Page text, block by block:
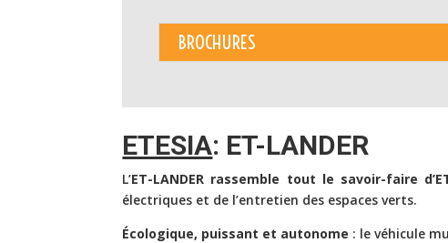
BROCHURES
ETESIA: ET-LANDER
L’ET-LANDER rassemble tout le savoir-faire
électriques et de l’entretien des espaces verts.
Écologique, puissant et autonome : le véhicule